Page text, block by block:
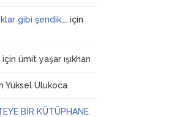
gibi şendik…. için
içinümit yaşar ışıkhan
Yüksel Ulukoca
BİR KÜTÜPHANE